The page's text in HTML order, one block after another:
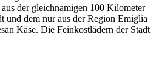
der gleichnamigen 100 Kilometer
und dem nur aus der Region Emiglia
Käse. Die Feinkostlädern der Stadt